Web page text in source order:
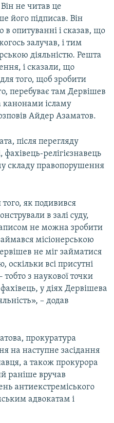
не читав це
його підписав. Він
в опитуванні і сказав, що
залучав, і тим
діяльністю. Решта
і сказали, що
того, щоб зробити
перебуває там Дервішев
канонами ісламу
Айдер Азаматов.
після перегляду
фахівець-релігієзнавець
складу правопорушення
того, як подивився
в залі суду,
не можна зробити
місіонерською
не міг займатися
оскільки всі присутні
з наукової точки
у діях Дервішева
– додав
прокуратура
на наступне засідання
а також прокурора
раніше вручав
антиекстреміського
адвокатам і